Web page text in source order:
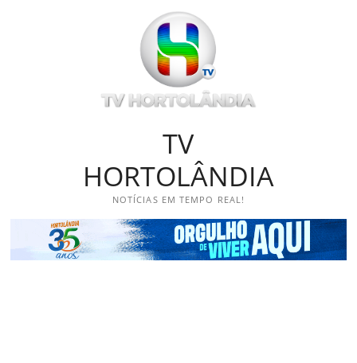
TV
HORTOLÂNDIA
NOTÍCIAS EM TEMPO REAL!